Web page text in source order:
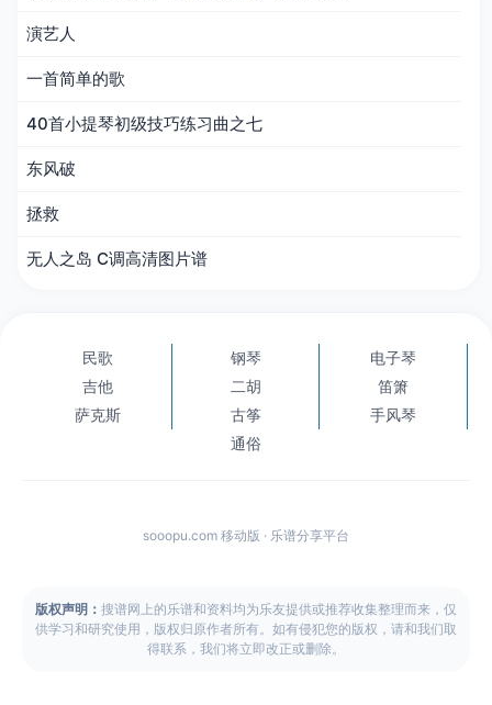
演艺人
一首简单的歌
40首小提琴初级技巧练习曲之七
东风破
拯救
无人之岛 C调高清图片谱
民歌 钢琴
电子琴
吉他
二胡
笛箫
萨克斯
古筝
手风琴
通俗
sooopu.com 移动版 · 乐谱分享平台
版权声明： 搜谱网上的乐谱和资料均为乐友提供或推荐收集整理而来，仅
供学习和研究使用，版权归原作者所有。如有侵犯您的版权，请和我们取
得联系，我们将立即改正或删除。